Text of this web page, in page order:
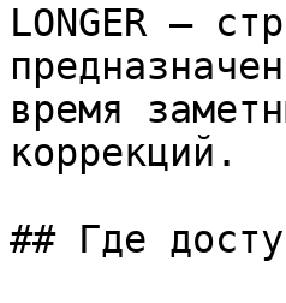
LONGER —
время
коррекций.
## Где